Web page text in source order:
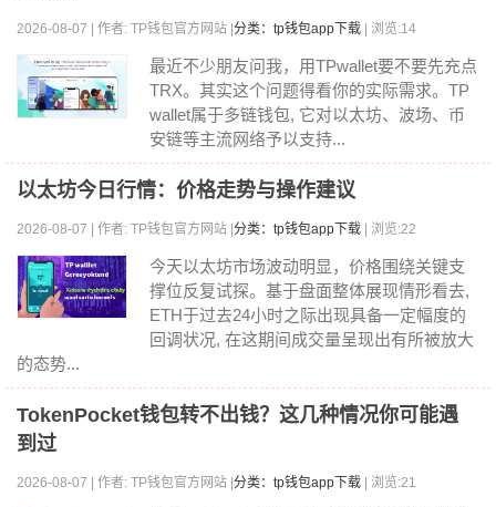
2026-08-07 | 作者: TP钱包官方网站 | 分类：tp钱包app下载 | 浏览:14
最近不少朋友问我，用TPwallet要不要先充点
TRX。其实这个问题得看你的实际需求。TP
wallet属于多链钱包, 它对以太坊、波场、币
安链等主流网络予以支持...
以太坊今日行情：价格走势与操作建议
2026-08-07 | 作者: TP钱包官方网站 | 分类：tp钱包app下载 | 浏览:22
今天以太坊市场波动明显，价格围绕关键支
撑位反复试探。基于盘面整体展现情形看去,
ETH于过去24小时之际出现具备一定幅度的
回调状况, 在这期间成交量呈现出有所被放大
的态势...
TokenPocket钱包转不出钱？这几种情况你可能遇
到过
2026-08-07 | 作者: TP钱包官方网站 | 分类：tp钱包app下载 | 浏览:21